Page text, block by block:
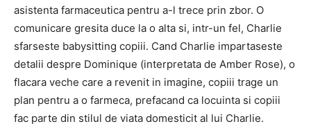
asistenta farmaceutica pentru a-l trece prin zbor. O
comunicare gresita duce la o alta si, intr-un fel, Charlie
sfarseste babysitting copiii. Cand Charlie impartaseste
detalii despre Dominique (interpretata de Amber Rose), o
flacara veche care a revenit in imagine, copiii trage un
plan pentru a o farmeca, prefacand ca locuinta si copiii
fac parte din stilul de viata domesticit al lui Charlie.